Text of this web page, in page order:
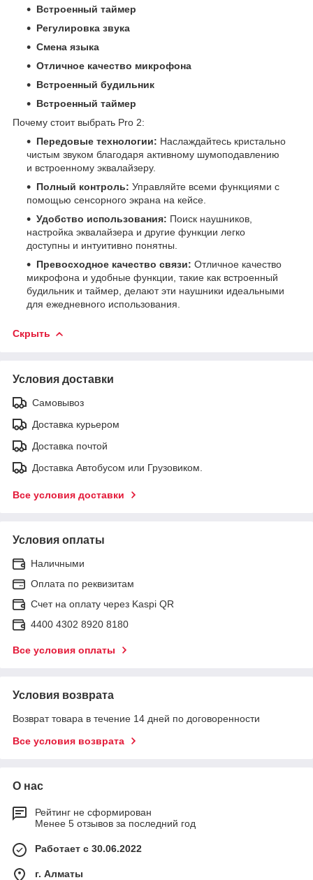
Встроенный таймер
Регулировка звука
Смена языка
Отличное качество микрофона
Встроенный будильник
Встроенный таймер
Почему стоит выбрать Pro 2:
Передовые технологии: Наслаждайтесь кристально
чистым звуком благодаря активному шумоподавлению
и встроенному эквалайзеру.
Полный контроль: Управляйте всеми функциями с
помощью сенсорного экрана на кейсе.
Удобство использования: Поиск наушников,
настройка эквалайзера и другие функции легко
доступны и интуитивно понятны.
Превосходное качество связи: Отличное качество
микрофона и удобные функции, такие как встроенный
будильник и таймер, делают эти наушники идеальными
для ежедневного использования.
Скрыть
Условия доставки
Самовывоз
Доставка курьером
Доставка почтой
Доставка Автобусом или Грузовиком.
Все условия доставки
Условия оплаты
Наличными
Оплата по реквизитам
Счет на оплату через Kaspi QR
4400 4302 8920 8180
Все условия оплаты
Условия возврата
Возврат товара в течение 14 дней по договоренности
Все условия возврата
О нас
Рейтинг не сформирован
Менее 5 отзывов за последний год
Работает с 30.06.2022
г. Алматы